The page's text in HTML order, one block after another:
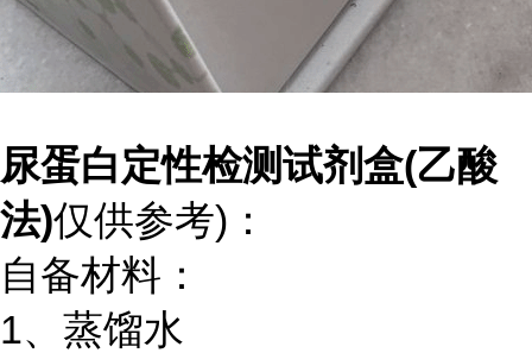
尿蛋白定性检测试剂盒(乙酸
法)仅供参考)：
自备材料：
1、蒸馏水